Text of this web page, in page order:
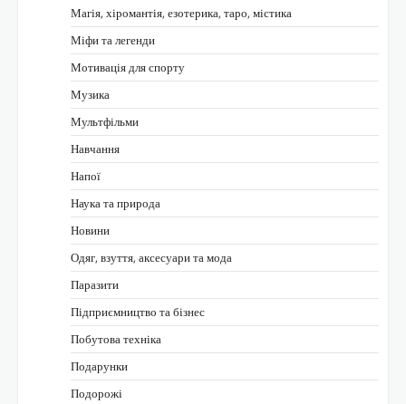
Магія, хіромантія, езотерика, таро, містика
Міфи та легенди
Мотивація для спорту
Музика
Мультфільми
Навчання
Напої
Наука та природа
Новини
Одяг, взуття, аксесуари та мода
Паразити
Підприємництво та бізнес
Побутова техніка
Подарунки
Подорожі